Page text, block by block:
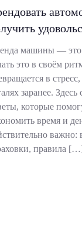
машины — это
это в своём
в
заранее.
которые
время и
важно:
правила